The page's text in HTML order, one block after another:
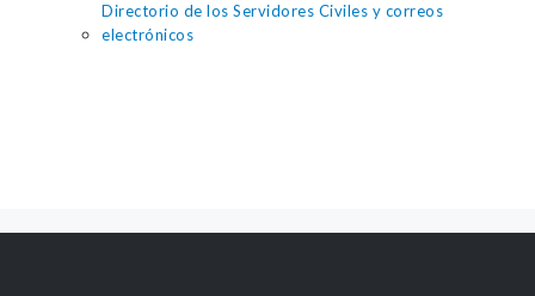
Directorio de los Servidores Civiles y correos
electrónicos